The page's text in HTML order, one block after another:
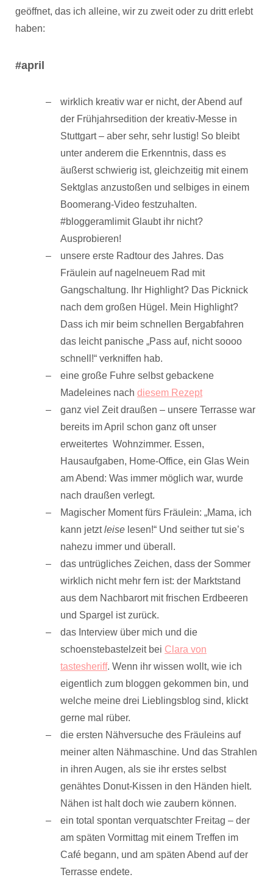
geöffnet, das ich alleine, wir zu zweit oder zu dritt erlebt
haben:
#april
wirklich kreativ war er nicht, der Abend auf
der Frühjahrsedition der kreativ-Messe in
Stuttgart – aber sehr, sehr lustig! So bleibt
unter anderem die Erkenntnis, dass es
äußerst schwierig ist, gleichzeitig mit einem
Sektglas anzustoßen und selbiges in einem
Boomerang-Video festzuhalten.
#bloggeramlimit Glaubt ihr nicht?
Ausprobieren!
unsere erste Radtour des Jahres. Das
Fräulein auf nagelneuem Rad mit
Gangschaltung. Ihr Highlight? Das Picknick
nach dem großen Hügel. Mein Highlight?
Dass ich mir beim schnellen Bergabfahren
das leicht panische „Pass auf, nicht soooo
schnell!“ verkniffen hab.
eine große Fuhre selbst gebackene
Madeleines nach diesem Rezept
ganz viel Zeit draußen – unsere Terrasse war
bereits im April schon ganz oft unser
erweitertes Wohnzimmer. Essen,
Hausaufgaben, Home-Office, ein Glas Wein
am Abend: Was immer möglich war, wurde
nach draußen verlegt.
Magischer Moment fürs Fräulein: „Mama, ich
kann jetztleise lesen!“ Und seither tut sie’s
nahezu immer und überall.
das untrügliches Zeichen, dass der Sommer
wirklich nicht mehr fern ist: der Marktstand
aus dem Nachbarort mit frischen Erdbeeren
und Spargel ist zurück.
das Interview über mich und die
schoenstebastelzeit bei Clara von
tastesheriff. Wenn ihr wissen wollt, wie ich
eigentlich zum bloggen gekommen bin, und
welche meine drei Lieblingsblog sind, klickt
gerne mal rüber.
die ersten Nähversuche des Fräuleins auf
meiner alten Nähmaschine. Und das Strahlen
in ihren Augen, als sie ihr erstes selbst
genähtes Donut-Kissen in den Händen hielt.
Nähen ist halt doch wie zaubern können.
ein total spontan verquatschter Freitag – der
am späten Vormittag mit einem Treffen im
Café begann, und am späten Abend auf der
Terrasse endete.